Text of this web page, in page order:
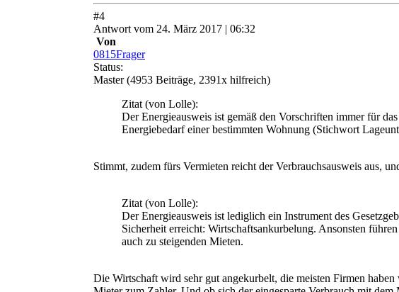
#4
Antwortvom 24. März 2017 | 06:32
Von
0815Frager
Status:
Master (4953 Beiträge, 2391x hilfreich)
Zitat(von Lolle):
Der Energieausweis ist gemäß den Vorschriften immer für
Energiebedarf einer bestimmten Wohnung (Stichwort
Stimmt, zudem fürs Vermieten reicht der Verbrauchsausweis aus,
Zitat(von Lolle):
Der Energieausweis ist lediglich ein Instrument des
Sicherheit erreicht: Wirtschaftsankurbelung. Ansonsten
auch zu steigenden Mieten.
Die Wirtschaft wird sehr gut angekurbelt, die meisten Firmen